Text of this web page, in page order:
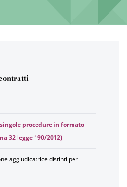
procedure in formato
32 legge 190/2012)
aggiudicatrice distinti per